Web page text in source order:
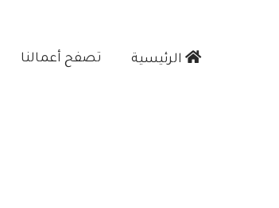
الرئيسية‎ تصفح أعمالنا‎